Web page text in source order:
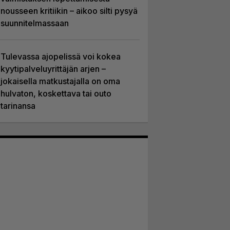
nousseen kritiikin – aikoo silti pysyä
suunnitelmassaan
Tulevassa ajopelissä voi kokea
kyytipalveluyrittäjän arjen –
jokaisella matkustajalla on oma
hulvaton, koskettava tai outo
tarinansa